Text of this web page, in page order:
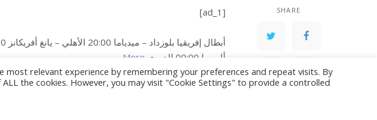
SHARE
[ad_1]
ألميريا 00:00 الدوري
More…
[ad_2]
most relevant experience by remembering your preferences and repeat visits. By
the cookies. However, you may visit "Cookie Settings" to provide a controlled